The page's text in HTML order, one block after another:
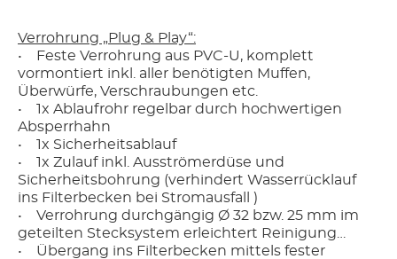
Verrohrung „Plug & Play“:
• Feste Verrohrung aus PVC-U, komplett
vormontiert inkl. aller benötigten Muffen,
Überwürfe, Verschraubungen etc.
• 1x Ablaufrohr regelbar durch hochwertigen
Absperrhahn
• 1x Sicherheitsablauf
• 1x Zulauf inkl. Ausströmerdüse und
Sicherheitsbohrung (verhindert Wasserrücklauf
ins Filterbecken bei Stromausfall )
• Verrohrung durchgängig Ø 32 bzw. 25 mm im
geteilten Stecksystem erleichtert Reinigung
• Übergang ins Filterbecken mittels fester